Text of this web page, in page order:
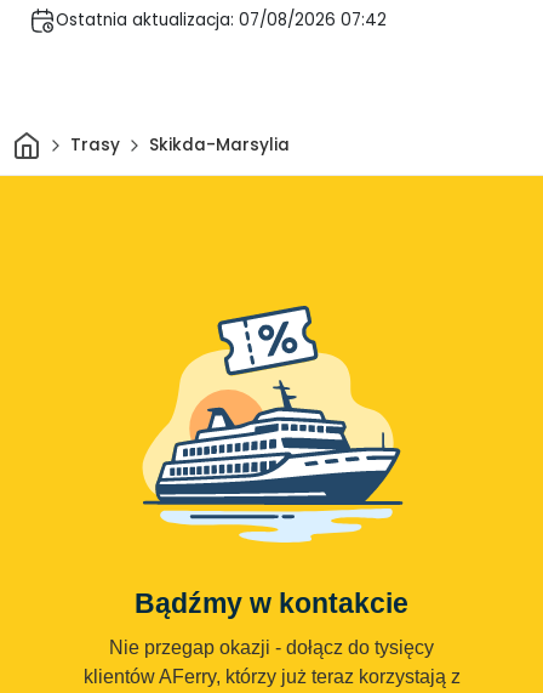
Ostatnia aktualizacja: 07/08/2026 07:42
DomTrasy Skikda-Marsylia
Bądźmy w kontakcie
Nie przegap okazji - dołącz do tysięcy
klientów AFerry, którzy już teraz korzystają z